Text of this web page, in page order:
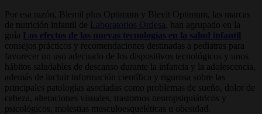
Por esa razón, Blemil plus Optimum y Blevit Optimum, las marcas
de nutrición infantil de Laboratorios Ordesa , han agrupado en la
guía Los efectos de las nuevas tecnologías en la salud infantil
consejos prácticos y recomendaciones destinadas a pediatras para
favorecer un uso adecuado de los dispositivos tecnológicos y unos
hábitos saludables de descanso durante la infancia y la adolescencia,
además de incluir información científica y rigurosa sobre las
principales patologías asociadas como problemas de sueño, dolor de
cabeza, alteraciones visuales, trastornos neuropsiquiátricos y
psicológicos, molestias musculoesqueléticas u obesidad.